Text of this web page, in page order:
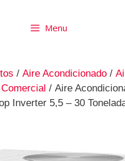
Menu
/ Aire Acondicionado /
/ Aire
Inverter 5,5 – 30